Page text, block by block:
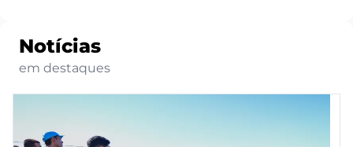
Notícias
em destaques